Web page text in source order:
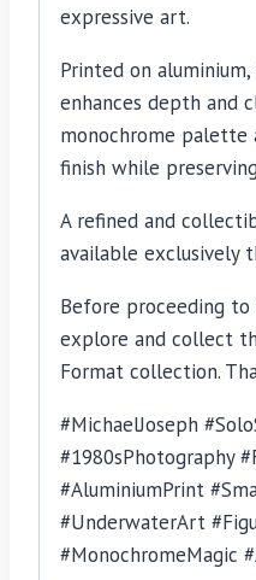
expressive art.
Printed on
enhances depth and
monochrome palette
finish while
A refined and
available exclusively
Before proceeding
explore and collect
Format collection.
#MichaelJoseph
#1980sPhotography
#AluminiumPrint
#UnderwaterArt
#MonochromeMagic